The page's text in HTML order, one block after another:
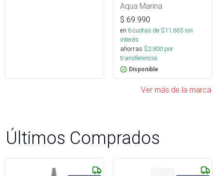
Aqua Marina
$ 69.990
en 6cuotas de $11.665sin
interés
ahorras $2.800 por
transferencia.
Disponible
Ver más de la marca
Últimos Comprados